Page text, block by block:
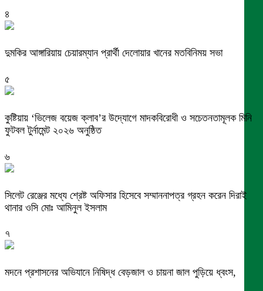
৪
দুমকির আঙ্গারিয়ায় চেয়ারম্যান প্রার্থী দেলোয়ার খানের মতবিনিময় সভা
৫
কুষ্টিয়ায় ‘ভিলেজ বয়েজ ক্লাব’র উদ্যোগে মাদকবিরোধী ও সচেতনতামূলক মিনি
ফুটবল টুর্নামেন্ট ২০২৬ অনুষ্ঠিত
৬
সিলেট রেঞ্জের মধ্যে শ্রেষ্ট অফিসার হিসেবে সম্মাননাপত্র গ্রহন করেন দিরাই
থানার ওসি মোঃ আমিনুল ইসলাম
৭
মদনে প্রশাসনের অভিযানে নিষিদ্ধ বেড়জাল ও চায়না জাল পুড়িয়ে ধ্বংস,